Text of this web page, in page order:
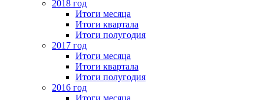
2018 год
Итоги месяца
Итоги квартала
Итоги полугодия
2017 год
Итоги месяца
Итоги квартала
Итоги полугодия
2016 год
Итоги месяца